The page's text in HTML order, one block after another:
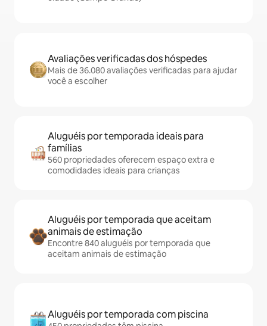
Avaliações verificadas dos hóspedes
Mais de 36.080 avaliações verificadas para ajudar
você a escolher
Aluguéis por temporada ideais para
famílias
560 propriedades oferecem espaço extra e
comodidades ideais para crianças
Aluguéis por temporada que aceitam
animais de estimação
Encontre 840 aluguéis por temporada que
aceitam animais de estimação
Aluguéis por temporada com piscina